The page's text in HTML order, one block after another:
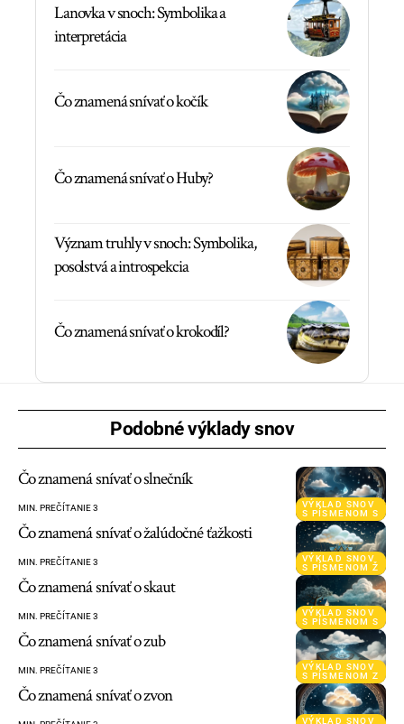
Lanovka v snoch: Symbolika a
interpretácia
Čo znamená snívať o kočík
Čo znamená snívať o Huby?
Význam truhly v snoch: Symbolika,
posolstvá a introspekcia
Čo znamená snívať o krokodíl?
Podobné výklady snov
VÝKLAD SNOV
S PÍSMENOM S
Čo znamená snívať o slnečník
MIN. PREČÍTANIE 3
VÝKLAD SNOV
S PÍSMENOM Ž
Čo znamená snívať o žalúdočné ťažkosti
MIN. PREČÍTANIE 3
VÝKLAD SNOV
S PÍSMENOM S
Čo znamená snívať o skaut
MIN. PREČÍTANIE 3
VÝKLAD SNOV
S PÍSMENOM Z
Čo znamená snívať o zub
MIN. PREČÍTANIE 3
VÝKLAD SNOV
Čo znamená snívať o zvon